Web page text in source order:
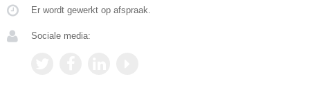
Er wordt gewerkt op afspraak.
Sociale media: